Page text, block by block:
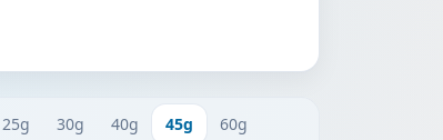
25g 30g 40g 45g
60g